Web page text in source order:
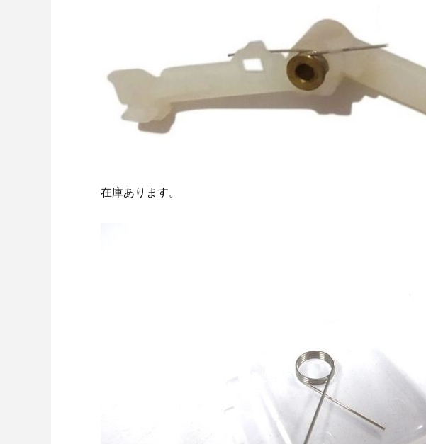
在庫あります。